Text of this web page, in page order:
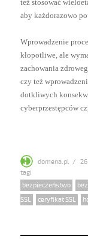
też stosować
aby każdorazowo
Wprowadzenie
kłopotliwe, ale
zachowania
czy też
dotkliwych
cyberprzestępców
Author
domena.pl
Tags
bezpieczeństwo
SSL
ceryfikat SSL